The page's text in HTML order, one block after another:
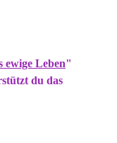
ewige Leben"
du das